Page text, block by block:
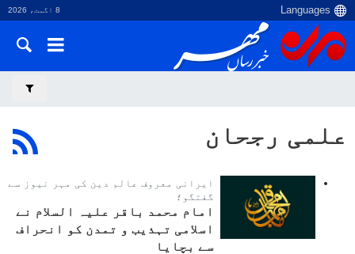
8 اگست، 2026
علمی رجحان
ایرانی معروف عالم دین کی مہر نیوز سے
گفتگو؛
امام محمد باقر علیہ السلام نے
اسلامی تہذیب و تمدن کو انحراف
سے بچایا